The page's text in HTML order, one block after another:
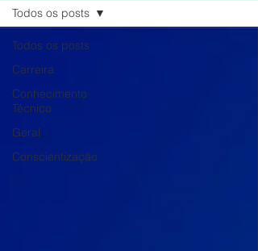
Todos os posts
Carreira
Conhecimento
Técnico
Geral
Conscientização
Todos os posts